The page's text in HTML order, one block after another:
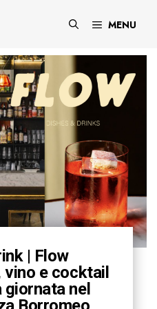
MENU
| Flow
vino e cocktail
giornata nel